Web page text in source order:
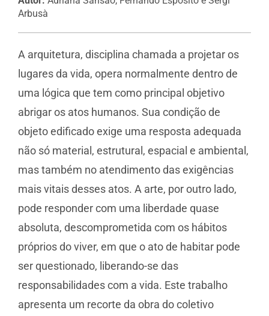
Arbusà
A arquitetura, disciplina chamada a projetar os
lugares da vida, opera normalmente dentro de
uma lógica que tem como principal objetivo
abrigar os atos humanos. Sua condição de
objeto edificado exige uma resposta adequada
não só material, estrutural, espacial e ambiental,
mas também no atendimento das exigências
mais vitais desses atos. A arte, por outro lado,
pode responder com uma liberdade quase
absoluta, descomprometida com os hábitos
próprios do viver, em que o ato de habitar pode
ser questionado, liberando-se das
responsabilidades com a vida. Este trabalho
apresenta um recorte da obra do coletivo